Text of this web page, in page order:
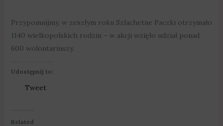
Przypomnijmy, w zeszłym roku Szlachetne Paczki otrzymało
1140 wielkopolskich rodzin – w akcji wzięło udział ponad
600 wolontariuszy.
Udostępnij to:
Tweet
Related